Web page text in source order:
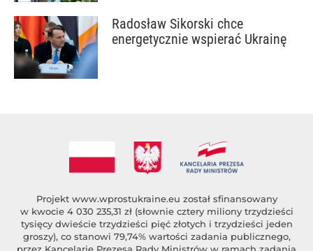
Radosław Sikorski chce
energetycznie wspierać Ukrainę
Projekt www.wprostukraine.eu został sfinansowany
w kwocie 4 030 235,31 zł (słownie cztery miliony trzydzieści
tysięcy dwieście trzydzieści pięć złotych i trzydzieści jeden
groszy), co stanowi 79,74% wartości zadania publicznego,
przez Kancelarię Prezesa Rady Ministrów w ramach zadania